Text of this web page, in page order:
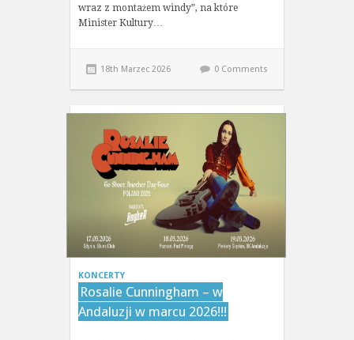
wraz z montażem windy”, na które
Minister Kultury…
18th Marzec 2026 0 Comments
KONCERTY
Rosalie Cunningham – w
Andaluzji w marcu 2026!!!